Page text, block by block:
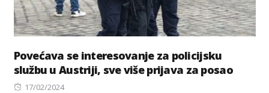
Povećava se interesovanje za policijsku
službu u Austriji, sve više prijava za posao
Posted
17/02/2024